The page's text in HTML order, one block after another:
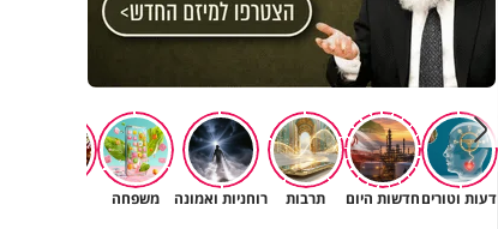
דעות וטוריםחדשות היום תרבות רוחניות ואמונה משפחה